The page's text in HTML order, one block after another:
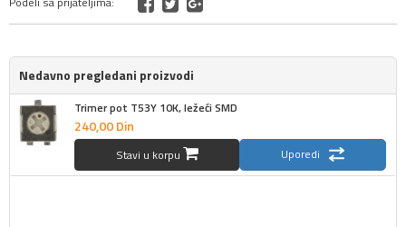
Nedavno pregledani proizvodi
Trimer pot T53Y 10K, ležeći SMD
240,00Din
Stavi u korpu Uporedi